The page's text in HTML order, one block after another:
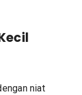
niat